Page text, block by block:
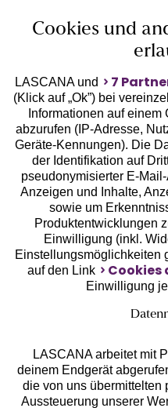
Geprüfte
Unsere Apps
Services
Cookies und
LASCANA und 7
(Klick auf „Ok”) bei
Informationen auf
abzurufen (IP-Adresse,
Geräte-Kennungen). Die
der Identifikation auf
pseudonymisierter E-
Anzeigen und Inhalte,
sowie um
Produktentwicklungen
Einwilligung (inkl.
Einstellungsmöglichkeiten
auf den Link
Cookies
Einwilligung
LASCANA arbeitet mit
deinem Endgerät
die von uns übermittelten
Aussteuerung unserer